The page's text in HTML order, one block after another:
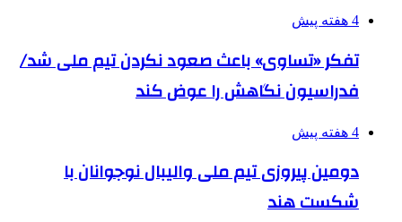
4 هفته پیش
تفکر «تساوی» باعث صعود نکردن تیم ملی شد/
فدراسیون نگاهش را عوض کند
4 هفته پیش
دومین پیروزی تیم ملی والیبال نوجوانان با
شکست هند